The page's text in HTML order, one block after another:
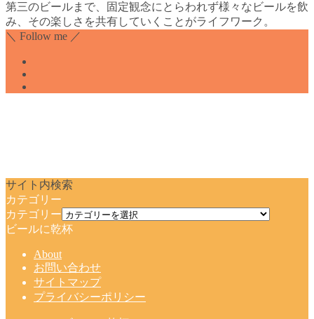
第三のビールまで、固定観念にとらわれず様々なビールを飲
み、その楽しさを共有していくことがライフワーク。
＼ Follow me ／
サイト内検索
カテゴリー
カテゴリー
ビールに乾杯
About
お問い合わせ
サイトマップ
プライバシーポリシー